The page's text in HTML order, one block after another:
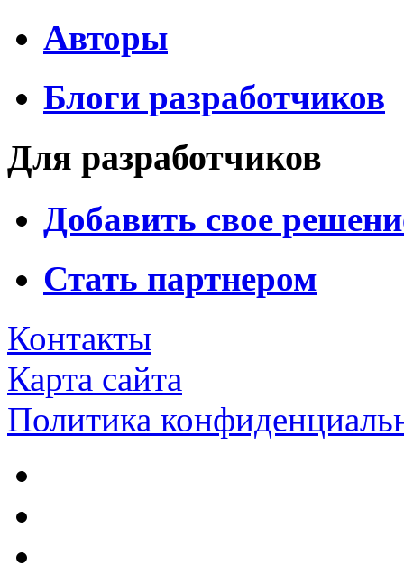
Авторы
Блоги разработчиков
Для разработчиков
Добавить свое
Стать партнером
Контакты
Карта сайта
Политика